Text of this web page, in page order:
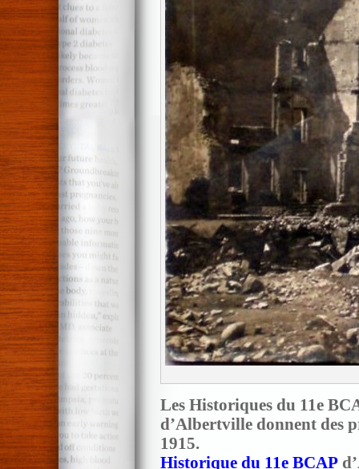
Les Historiques du 11e
d’Albertville donnent des
1915.
Historique du 11e BCAP